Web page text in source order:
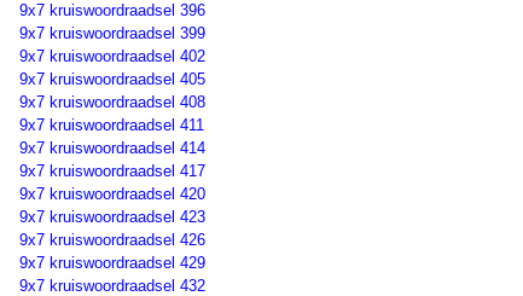
9x7 kruiswoordraadsel 396
9x7 kruiswoordraadsel 399
9x7 kruiswoordraadsel 402
9x7 kruiswoordraadsel 405
9x7 kruiswoordraadsel 408
9x7 kruiswoordraadsel 411
9x7 kruiswoordraadsel 414
9x7 kruiswoordraadsel 417
9x7 kruiswoordraadsel 420
9x7 kruiswoordraadsel 423
9x7 kruiswoordraadsel 426
9x7 kruiswoordraadsel 429
9x7 kruiswoordraadsel 432